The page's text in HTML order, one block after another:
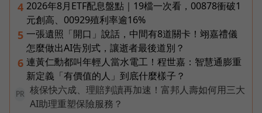
4 2026年8月ETF配息盤點｜19檔一次看，00878衝破1
元創高、00929殖利率逾16%
5 一張遺照「開口」說話，中間有8道關卡！翊嘉禮儀
怎麼做出AI告別式，讓逝者最後道別？
6 連黃仁勳都叫年輕人當水電工！程世嘉：智慧通膨重
新定義「有價值的人」到底什麼樣子？
PR
核保快六成、理賠判讀再加速！富邦人壽如何用三大
AI助理重塑保險服務？